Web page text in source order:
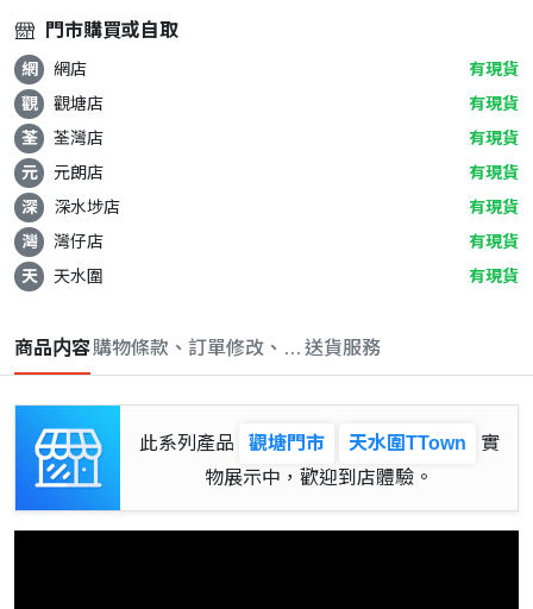
門市購買或自取
網 網店
有現貨
觀
觀塘店
有現貨
荃
荃灣店
有現貨
元
元朗店
有現貨
深
深水埗店
有現貨
灣
灣仔店
有現貨
天
天水圍 有現貨
商品内容購物條款、訂單修改、取消與退款政策
送貨服務
此系列產品 觀塘門市 天水圍TTown
實
物展示中，歡迎到店體驗。